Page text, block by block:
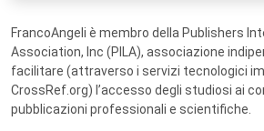
FrancoAngeli è membro della Publishers
Association, Inc (PILA), associazione
facilitare (attraverso i servizi tecnologici
CrossRef.org) l’accesso degli studiosi ai
pubblicazioni professionali e scientifiche.